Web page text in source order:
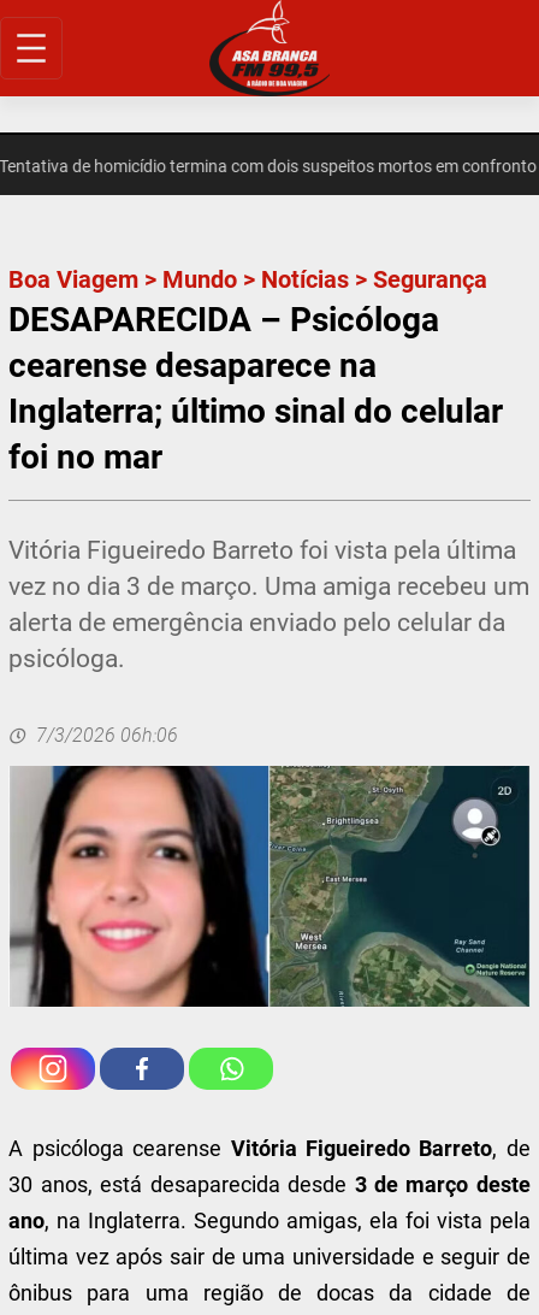
Pular
para
de homicídio termina com dois suspeitos mortos em confronto
Boa Viagem > Mundo > Notícias >Segurança
DESAPARECIDA – Psicóloga
cearense desaparece na
Inglaterra; último sinal do celular
foi no mar
Vitória Figueiredo Barreto foi vista pela última
vez no dia 3 de março. Uma amiga recebeu um
alerta de emergência enviado pelo celular da
psicóloga.
7/3/2026 06h:06
A psicóloga cearense Vitória Figueiredo Barreto, de
30 anos, está desaparecida desde 3 de março deste
ano, na Inglaterra. Segundo amigas, ela foi vista pela
última vez após sair de uma universidade e seguir de
ônibus para uma região de docas da cidade de